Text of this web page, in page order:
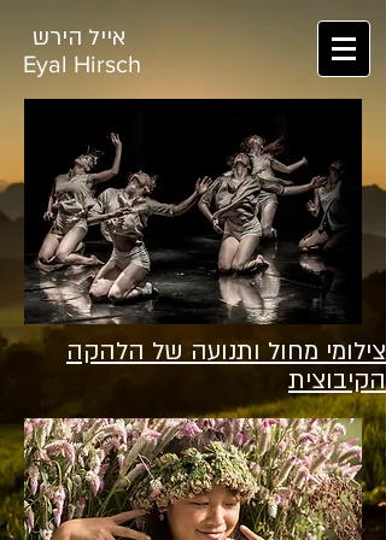
Eyal Hirsch
צילומי מחול ותנועה של הלהקה
הקיבוצית